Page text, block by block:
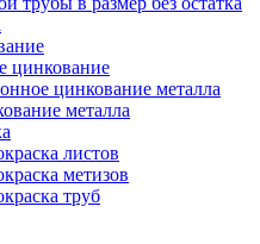
цинкование
цинкование металла
металла
листов
метизов
труб